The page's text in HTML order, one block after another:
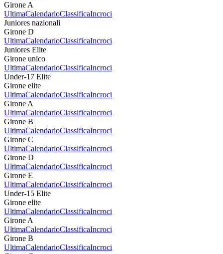
Girone A
UltimaCalendarioClassificaIncroci
Juniores nazionali
Girone D
UltimaCalendarioClassificaIncroci
Juniores Elite
Girone unico
UltimaCalendarioClassificaIncroci
Under-17 Elite
Girone elite
UltimaCalendarioClassificaIncroci
Girone A
UltimaCalendarioClassificaIncroci
Girone B
UltimaCalendarioClassificaIncroci
Girone C
UltimaCalendarioClassificaIncroci
Girone D
UltimaCalendarioClassificaIncroci
Girone E
UltimaCalendarioClassificaIncroci
Under-15 Elite
Girone elite
UltimaCalendarioClassificaIncroci
Girone A
UltimaCalendarioClassificaIncroci
Girone B
UltimaCalendarioClassificaIncroci